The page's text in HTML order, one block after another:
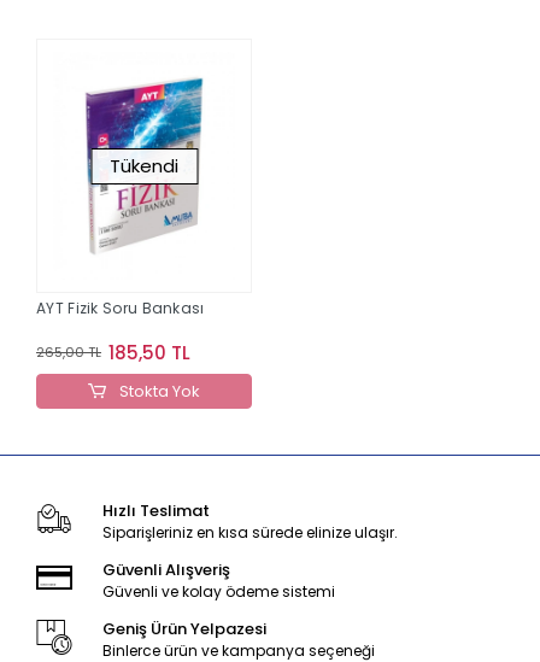
Tükendi
AYT Fizik Soru Bankası
265,00 TL 185,50 TL
Stokta Yok
Hızlı Teslimat
Siparişleriniz en kısa sürede elinize ulaşır.
Güvenli Alışveriş
Güvenli ve kolay ödeme sistemi
Geniş Ürün Yelpazesi
Binlerce ürün ve kampanya seçeneği